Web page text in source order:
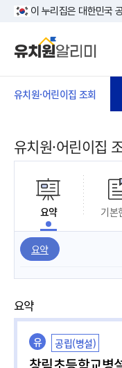
이 누리집은 대한민국
유치원·어린이집 조회
유치원·어린이집
요약 기본
요약
요약
유 공립(병설)